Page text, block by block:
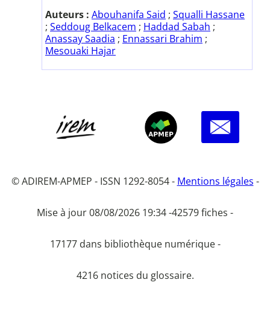
Auteurs : Abouhanifa Said ; Squalli Hassane
; Seddoug Belkacem ; Haddad Sabah ;
Anassay Saadia ; Ennassari Brahim ;
Mesouaki Hajar
© ADIREM-APMEP - ISSN 1292-8054 - Mentions légales -
Mise à jour 08/08/2026 19:34 -42579 fiches -
17177 dans bibliothèque numérique -
4216 notices du glossaire.